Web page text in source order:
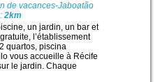
de vacances-Jaboatão
:2km
un jardin, un bar et
l’établissement
quartos, piscina
vous accueille à Récife
le jardin. Chaque